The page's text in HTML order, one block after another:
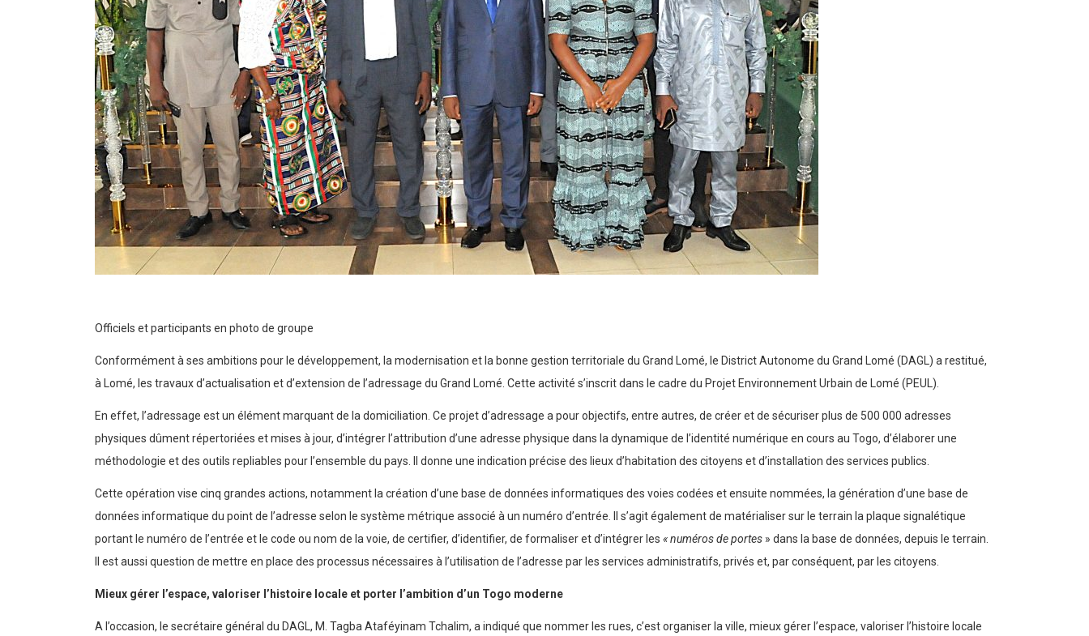
Officiels et participants en photo de groupe
Conformément à ses ambitions pour le développement, la modernisation et la bonne gestion territoriale du Grand Lomé, le District Autonome du Grand Lomé (DAGL) a restitué,
à Lomé, les travaux d’actualisation et d’extension de l’adressage du Grand Lomé. Cette activité s’inscrit dans le cadre du Projet Environnement Urbain de Lomé (PEUL).
En effet, l’adressage est un élément marquant de la domiciliation. Ce projet d’adressage a pour objectifs, entre autres, de créer et de sécuriser plus de 500 000 adresses
physiques dûment répertoriées et mises à jour, d’intégrer l’attribution d’une adresse physique dans la dynamique de l’identité numérique en cours au Togo, d’élaborer une
méthodologie et des outils repliables pour l’ensemble du pays. Il donne une indication précise des lieux d’habitation des citoyens et d’installation des services publics.
Cette opération vise cinq grandes actions, notamment la création d’une base de données informatiques des voies codées et ensuite nommées, la génération d’une base de
données informatique du point de l’adresse selon le système métrique associé à un numéro d’entrée. Il s’agit également de matérialiser sur le terrain la plaque signalétique
portant le numéro de l’entrée et le code ou nom de la voie, de certifier, d’identifier, de formaliser et d’intégrer les « numéros de portes » dans la base de données, depuis le terrain.
Il est aussi question de mettre en place des processus nécessaires à l’utilisation de l’adresse par les services administratifs, privés et, par conséquent, par les citoyens.
Mieux gérer l’espace, valoriser l’histoire locale et porter l’ambition d’un Togo moderne
A l’occasion, le secrétaire général du DAGL, M. Tagba Ataféyinam Tchalim, a indiqué que nommer les rues, c’est organiser la ville, mieux gérer l’espace, valoriser l’histoire locale